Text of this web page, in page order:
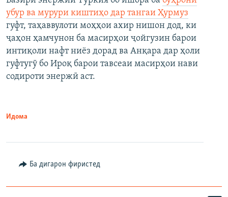
убур ва мурури киштиҳо дар тангаи Ҳурмуз
гуфт, таҳаввулоти моҳҳои ахир нишон дод, ки
ҷаҳон ҳамчунон ба масирҳои ҷойгузин барои
интиқоли нафт ниёз дорад ва Анқара дар ҳоли
гуфтугӯ бо Ироқ барои тавсеаи масирҳои нави
содироти энержӣ аст.
Идома
Ба дигарон фиристед